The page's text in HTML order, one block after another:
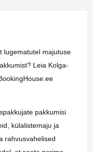
lugematutel majutuse
Leia Kolga-
pakkumisi
külalistemaju ja
rahvusvahelised